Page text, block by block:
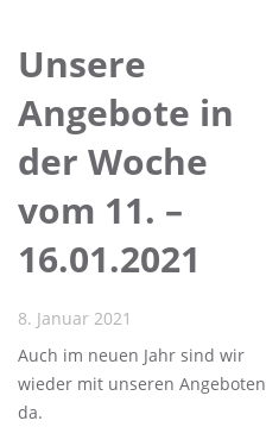
Unsere
Angebote in
der Woche
vom 11. –
16.01.2021
8. Januar 2021
Auch im neuen Jahr sind wir
wieder mit unseren Angeboten
da.